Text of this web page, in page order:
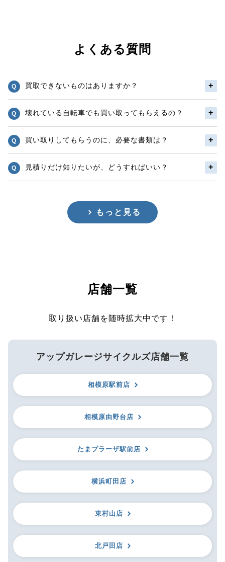
よくある質問
買取できないものはありますか？
壊れている自転車でも買い取ってもらえるの？
買い取りしてもらうのに、必要な書類は？
見積りだけ知りたいが、どうすればいい？
もっと見る
店舗一覧
取り扱い店舗を随時拡大中です！
アップガレージサイクルズ店舗一覧
相模原駅前店
相模原由野台店
たまプラーザ駅前店
横浜町田店
東村山店
北戸田店